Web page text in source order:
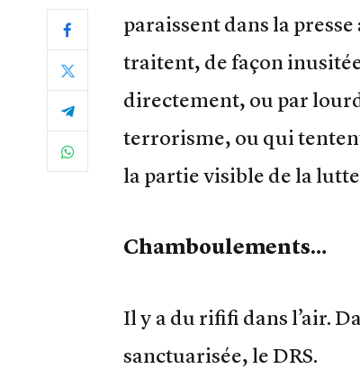
paraissent dans la
traitent, de façon
directement, ou par
terrorisme, ou qui
la partie visible de la
Chamboulements…
Il y a du rififi dans l’air.
sanctuarisée, le DRS.